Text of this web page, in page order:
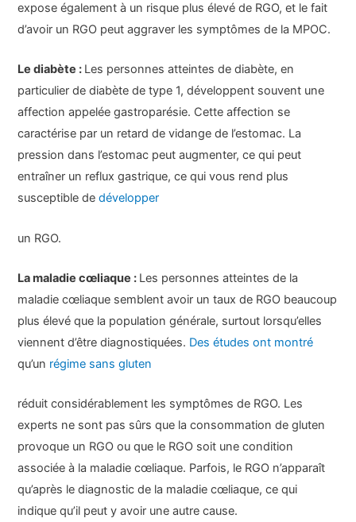
expose également à un risque plus élevé de RGO, et le fait
d’avoir un RGO peut aggraver les symptômes de la MPOC.
Le diabète : Les personnes atteintes de diabète, en
particulier de diabète de type 1, développent souvent une
affection appelée gastroparésie. Cette affection se
caractérise par un retard de vidange de l’estomac. La
pression dans l’estomac peut augmenter, ce qui peut
entraîner un reflux gastrique, ce qui vous rend plus
susceptible dedévelopper
un RGO.
La maladie cœliaque : Les personnes atteintes de la
maladie cœliaque semblent avoir un taux de RGO beaucoup
plus élevé que la population générale, surtout lorsqu’elles
viennent d’être diagnostiquées. Des études ont montré
qu’un régime sans gluten
réduit considérablement les symptômes de RGO. Les
experts ne sont pas sûrs que la consommation de gluten
provoque un RGO ou que le RGO soit une condition
associée à la maladie cœliaque. Parfois, le RGO n’apparaît
qu’après le diagnostic de la maladie cœliaque, ce qui
indique qu’il peut y avoir une autre cause.